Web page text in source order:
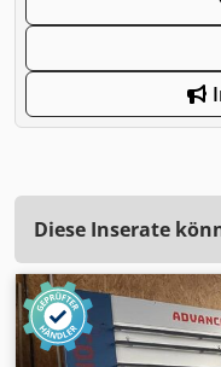
Diese Inserate